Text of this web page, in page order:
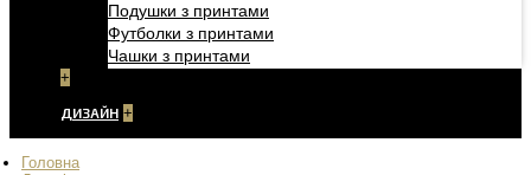
Подушки з принтами
Футболки з принтами
Чашки з принтами
+
ДИЗАЙН +
Головна